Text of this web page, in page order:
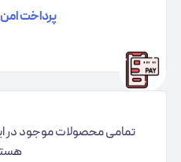
پرداخت
تمامی محصولات موجود در